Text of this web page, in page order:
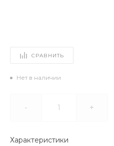
СРАВНИТЬ
Нет в наличии
- +
Характеристики